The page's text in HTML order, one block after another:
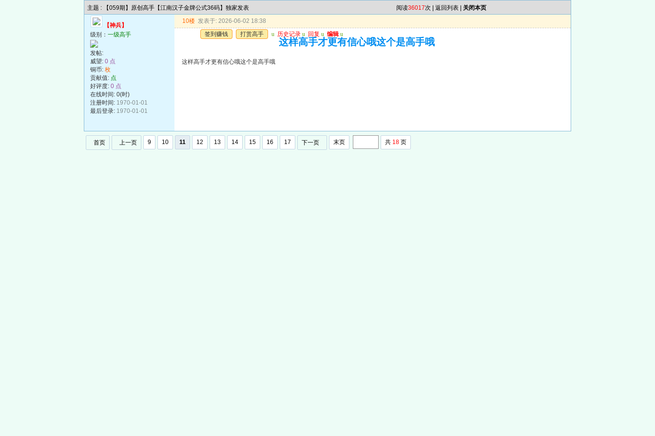
主题 : 【059期】原创高手【江南汉子金牌公式36码】独家发表 阅读36017次 | 返回列表 关闭本页
【神兵】
级别： 一级高手
发帖:
威望: 0 点
铜币: 枚
贡献值: 点
好评度: 0 点
在线时间: 0(时)
注册时间: 1970-01-01
最后登录: 1970-01-01
10楼 发表于: 2026-06-02 18:38
签到赚钱
打赏高手 u 历史记录 u 回复 u 编辑 u
这样高手才更有信心哦这个是高手哦
这样高手才更有信心哦这个是高手哦
首页 上一页 9 10 11 12 13 14 15 16 17 下一页 末页 共 18 页